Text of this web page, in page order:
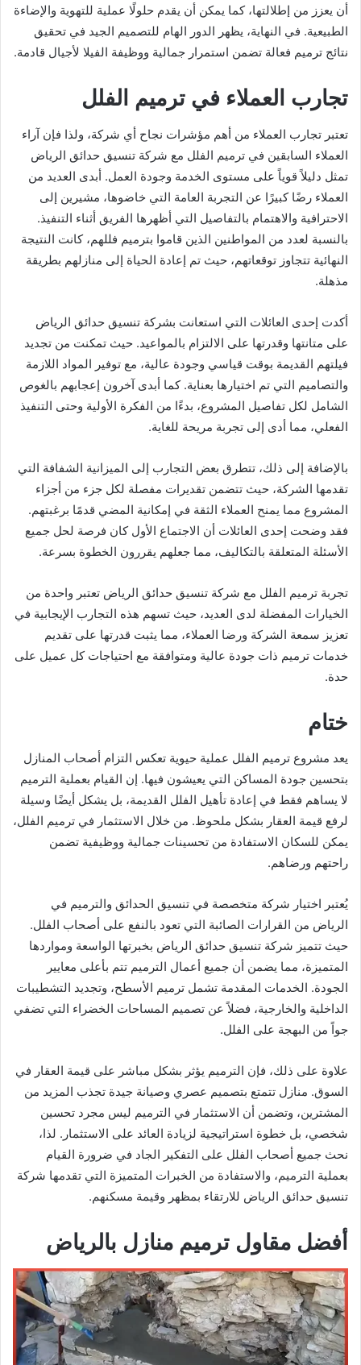
أن يعزز من إطلالتها، كما يمكن أن يقدم حلولًا عملية للتهوية والإضاءة
الطبيعية. في النهاية، يظهر الدور الهام للتصميم الجيد في تحقيق
نتائج ترميم فعالة تضمن استمرار جمالية ووظيفة الفيلا لأجيال قادمة.
تجارب العملاء في ترميم الفلل
تعتبر تجارب العملاء من أهم مؤشرات نجاح أي شركة، ولذا فإن آراء
العملاء السابقين في ترميم الفلل مع شركة تنسيق حدائق الرياض
تمثل دليلاً قوياً على مستوى الخدمة وجودة العمل. أبدى العديد من
العملاء رضًا كبيرًا عن التجربة العامة التي خاضوها، مشيرين إلى
الاحترافية والاهتمام بالتفاصيل التي أظهرها الفريق أثناء التنفيذ.
بالنسبة لعدد من المواطنين الذين قاموا بترميم فللهم، كانت النتيجة
النهائية تتجاوز توقعاتهم، حيث تم إعادة الحياة إلى منازلهم بطريقة
مذهلة.
أكدت إحدى العائلات التي استعانت بشركة تنسيق حدائق الرياض
على متانتها وقدرتها على الالتزام بالمواعيد. حيث تمكنت من تجديد
فيلتهم القديمة بوقت قياسي وجودة عالية، مع توفير المواد اللازمة
والتصاميم التي تم اختيارها بعناية. كما أبدى آخرون إعجابهم بالغوص
الشامل لكل تفاصيل المشروع، بدءًا من الفكرة الأولية وحتى التنفيذ
الفعلي، مما أدى إلى تجربة مريحة للغاية.
بالإضافة إلى ذلك، تتطرق بعض التجارب إلى الميزانية الشفافة التي
تقدمها الشركة، حيث تتضمن تقديرات مفصلة لكل جزء من أجزاء
المشروع مما يمنح العملاء الثقة في إمكانية المضي قدمًا برغبتهم.
فقد وضحت إحدى العائلات أن الاجتماع الأول كان فرصة لحل جميع
الأسئلة المتعلقة بالتكاليف، مما جعلهم يقررون الخطوة بسرعة.
تجربة ترميم الفلل مع شركة تنسيق حدائق الرياض تعتبر واحدة من
الخيارات المفضلة لدى العديد، حيث تسهم هذه التجارب الإيجابية في
تعزيز سمعة الشركة ورضا العملاء، مما يثبت قدرتها على تقديم
خدمات ترميم ذات جودة عالية ومتوافقة مع احتياجات كل عميل على
حدة.
ختام
يعد مشروع ترميم الفلل عملية حيوية تعكس التزام أصحاب المنازل
بتحسين جودة المساكن التي يعيشون فيها. إن القيام بعملية الترميم
لا يساهم فقط في إعادة تأهيل الفلل القديمة، بل يشكل أيضًا وسيلة
لرفع قيمة العقار بشكل ملحوظ. من خلال الاستثمار في ترميم الفلل،
يمكن للسكان الاستفادة من تحسينات جمالية ووظيفية تضمن
راحتهم ورضاهم.
يُعتبر اختيار شركة متخصصة في تنسيق الحدائق والترميم في
الرياض من القرارات الصائبة التي تعود بالنفع على أصحاب الفلل.
حيث تتميز شركة تنسيق حدائق الرياض بخبرتها الواسعة ومواردها
المتميزة، مما يضمن أن جميع أعمال الترميم تتم بأعلى معايير
الجودة. الخدمات المقدمة تشمل ترميم الأسطح، وتجديد التشطيبات
الداخلية والخارجية، فضلاً عن تصميم المساحات الخضراء التي تضفي
جواً من البهجة على الفلل.
علاوة على ذلك، فإن الترميم يؤثر بشكل مباشر على قيمة العقار في
السوق. منازل تتمتع بتصميم عصري وصيانة جيدة تجذب المزيد من
المشترين، وتضمن أن الاستثمار في الترميم ليس مجرد تحسين
شخصي، بل خطوة استراتيجية لزيادة العائد على الاستثمار. لذا،
نحث جميع أصحاب الفلل على التفكير الجاد في ضرورة القيام
بعملية الترميم، والاستفادة من الخبرات المتميزة التي تقدمها شركة
تنسيق حدائق الرياض للارتقاء بمظهر وقيمة مسكنهم.
أفضل مقاول ترميم منازل بالرياض